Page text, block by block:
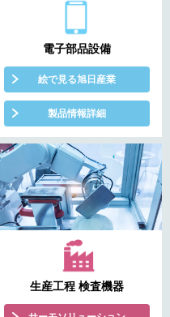
電子部品設備
絵で見る旭日産業
製品情報詳細
生産工程 検査機器